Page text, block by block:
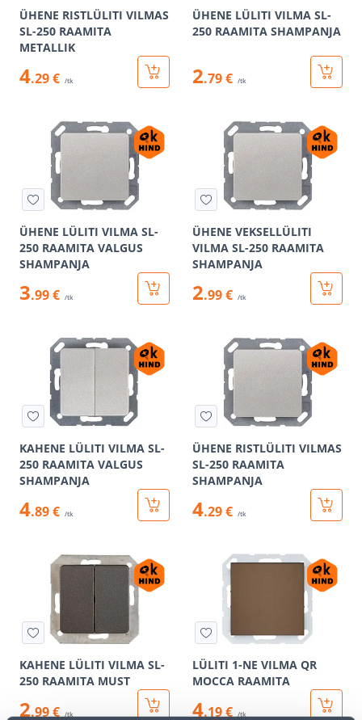
ÜHENE RISTLÜLITI VILMAS
SL-250 RAAMITA
METALLIK
4.29 € /tk
ÜHENE LÜLITI VILMA SL-
250 RAAMITA SHAMPANJA
2.79 € /tk
ÜHENE LÜLITI VILMA SL-
250 RAAMITA VALGUS
SHAMPANJA
3.99 € /tk
ÜHENE VEKSELLÜLITI
VILMA SL-250 RAAMITA
SHAMPANJA
2.99 € /tk
KAHENE LÜLITI VILMA SL-
250 RAAMITA VALGUS
SHAMPANJA
4.89 € /tk
ÜHENE RISTLÜLITI VILMAS
SL-250 RAAMITA
SHAMPANJA
4.29 € /tk
KAHENE LÜLITI VILMA SL-
250 RAAMITA MUST
2.99 € /tk
LÜLITI 1-NE VILMA QR
MOCCA RAAMITA
4.19 € /tk